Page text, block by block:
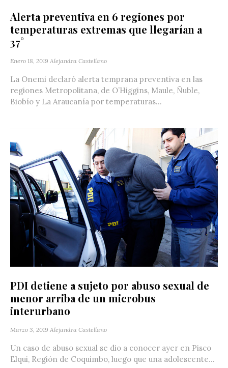
Alerta preventiva en 6 regiones por
temperaturas extremas que llegarían a
37°
Enero 18, 2019 Alejandra Castellano
La Onemi declaró alerta temprana preventiva en las
regiones Metropolitana, de O’Higgins, Maule, Ñuble,
Biobío y La Araucanía por temperaturas...
PDI detiene a sujeto por abuso sexual de
menor arriba de un microbus
interurbano
Marzo 3, 2019 Alejandra Castellano
Un caso de abuso sexual se dio a conocer ayer en Pisco
Elqui, Región de Coquimbo, luego que una adolescente...